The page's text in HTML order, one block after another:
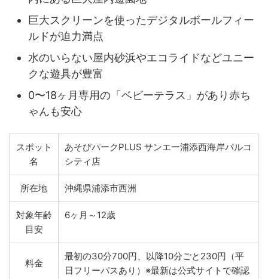
巨大スクリーンを使ったデジタルボールフィー
ルドが迫力満点
水のいらない屋内砂浜やエコライドなどユニー
クな遊具が豊富
0〜18ヶ月専用の「ベビーテラス」があり赤ち
ゃんも安心
スポット
名
あそびパークPLUS サンエー浦添西海岸パルコ
シティ店
所在地 沖縄県浦添市西洲
対象年齢
目安
6ヶ月～12歳
料金
最初の30分700円、以降10分ごと230円（平
日フリーパスあり）※最新は公式サイトで確認